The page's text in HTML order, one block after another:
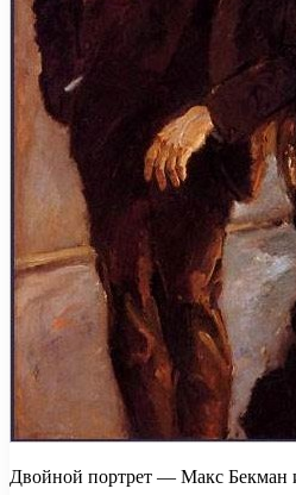
Двойной портрет — Макс